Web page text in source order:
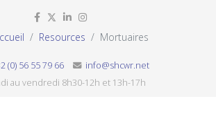
Resources Mortuaires
(0) 56 55 79 66
info@shcwr.net
au vendredi 8h30-12h et 13h-17h